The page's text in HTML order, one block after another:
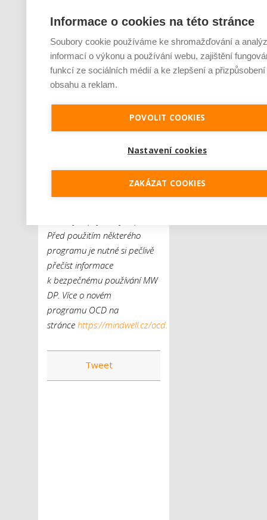
[1]https://bmcmedicine.biomedcentral.com/articles/
025-04209-5
[2]https://www.psychiatriepropraxi.cz/pdfs/psy/
I. třídy, který je
určený pro pacienty starší
18 let, u nichž slouží jako
psychiatrických onemocnění,
a tudíž pomáhá při zvládání
Před použitím některého
programu je nutné si pečlivě
přečíst informace
k bezpečnému používání MW
DP. Více o novém
programu OCD na
stránce https://mindwell.cz/ocd.
Tweet
Informace o cookies na této stránce
Soubory cookie používáme ke shromažďování a
informací o výkonu a používání webu, zajištění
funkcí ze sociálních médií a ke zlepšení a přizpůsobení
obsahu a reklam.
POVOLIT COOKIES
Nastavení cookies
ZAKÁZAT COOKIES